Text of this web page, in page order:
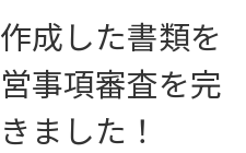
成した書類を
事項審査を完
ました！